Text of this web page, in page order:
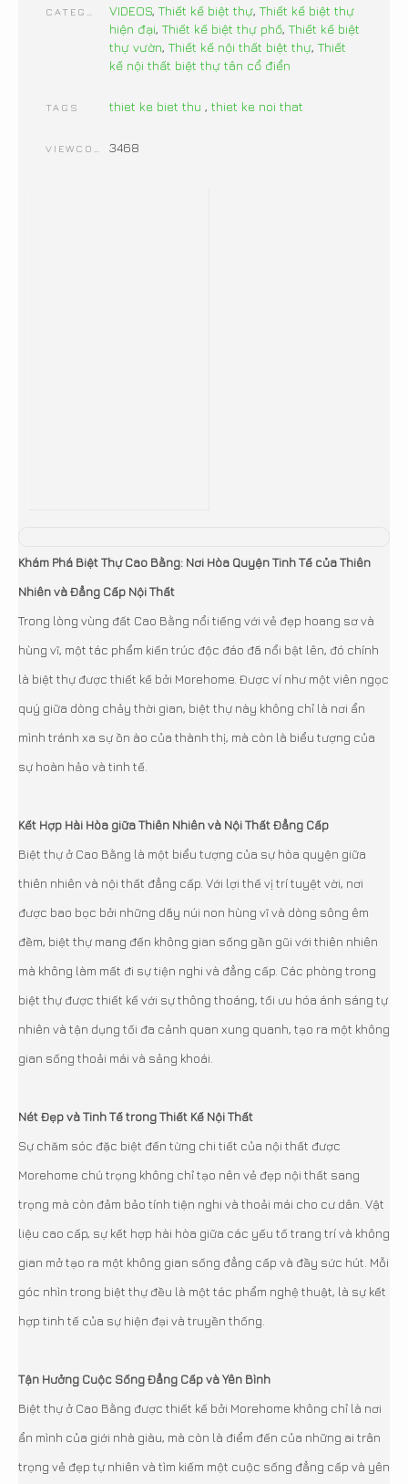
VIDEOS, Thiết kế biệt thự, Thiết kế biệt thự
hiện đại, Thiết kế biệt thự phố, Thiết kế biệt
thự vườn, Thiết kế nội thất biệt thự, Thiết
kế nội thất biệt thự tân cổ điển
TAGS thiet ke biet thu , thiet ke noi that
3468
Khám Phá Biệt Thự Cao Bằng: Nơi Hòa Quyện Tinh Tế của Thiên
Nhiên và Đẳng Cấp Nội Thất
Trong lòng vùng đất Cao Bằng nổi tiếng với vẻ đẹp hoang sơ và
hùng vĩ, một tác phẩm kiến trúc độc đáo đã nổi bật lên, đó chính
là biệt thự được thiết kế bởi Morehome. Được ví như một viên ngọc
quý giữa dòng chảy thời gian, biệt thự này không chỉ là nơi ẩn
mình tránh xa sự ồn ào của thành thị, mà còn là biểu tượng của
sự hoàn hảo và tinh tế.
Kết Hợp Hài Hòa giữa Thiên Nhiên và Nội Thất Đẳng Cấp
Biệt thự ở Cao Bằng là một biểu tượng của sự hòa quyện giữa
thiên nhiên và nội thất đẳng cấp. Với lợi thế vị trí tuyệt vời, nơi
được bao bọc bởi những dãy núi non hùng vĩ và dòng sông êm
đềm, biệt thự mang đến không gian sống gần gũi với thiên nhiên
mà không làm mất đi sự tiện nghi và đẳng cấp. Các phòng trong
biệt thự được thiết kế với sự thông thoáng, tối ưu hóa ánh sáng tự
nhiên và tận dụng tối đa cảnh quan xung quanh, tạo ra một không
gian sống thoải mái và sảng khoái.
Nét Đẹp và Tinh Tế trong Thiết Kế Nội Thất
Sự chăm sóc đặc biệt đến từng chi tiết của nội thất được
Morehome chú trọng không chỉ tạo nên vẻ đẹp nội thất sang
trọng mà còn đảm bảo tính tiện nghi và thoải mái cho cư dân. Vật
liệu cao cấp, sự kết hợp hài hòa giữa các yếu tố trang trí và không
gian mở tạo ra một không gian sống đẳng cấp và đầy sức hút. Mỗi
góc nhìn trong biệt thự đều là một tác phẩm nghệ thuật, là sự kết
hợp tinh tế của sự hiện đại và truyền thống.
Tận Hưởng Cuộc Sống Đẳng Cấp và Yên Bình
Biệt thự ở Cao Bằng được thiết kế bởi Morehome không chỉ là nơi
ẩn mình của giới nhà giàu, mà còn là điểm đến của những ai trân
trọng vẻ đẹp tự nhiên và tìm kiếm một cuộc sống đẳng cấp và yên